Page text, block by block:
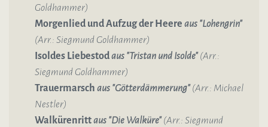
Goldhammer)
Morgenlied und Aufzug der Heere aus "Lohengrin"
(Arr.: Siegmund Goldhammer)
Isoldes Liebestodaus "Tristan und Isolde"(Arr.:
Siegmund Goldhammer)
Trauermarsch aus "Götterdämmerung"(Arr.: Michael
Nestler)
Walkürenrittaus "Die Walküre"(Arr.: Siegmund